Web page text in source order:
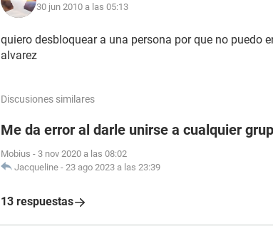
30 jun 2010 a las 05:13
quiero desbloquear a una persona por que no puedo
alvarez
Discusiones similares
Me da error al darle unirse a cualquier
Mobius - 3 nov 2020 a las 08:02
Jacqueline - 23 ago 2023 a las 23:39
13 respuestas